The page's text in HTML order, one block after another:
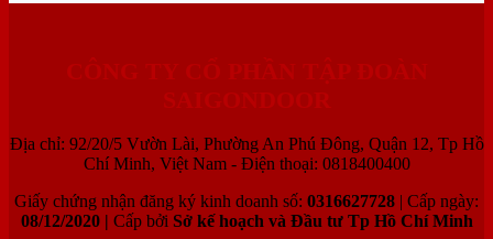
Địa chỉ: 92/20/5 Vườn Lài, Phường An Phú Đông, Quận 12, Tp Hồ
Chí Minh, Việt Nam - Điện thoại: 0818400400
Giấy chứng nhận đăng ký kinh doanh số: 0316627728 | Cấp ngày:
08/12/2020 |
Cấp bởi Sở kế hoạch và Đầu tư Tp Hồ Chí Minh